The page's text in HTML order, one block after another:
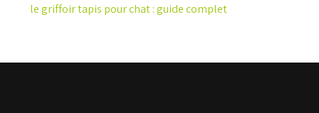
le griffoir tapis pour chat : guide complet